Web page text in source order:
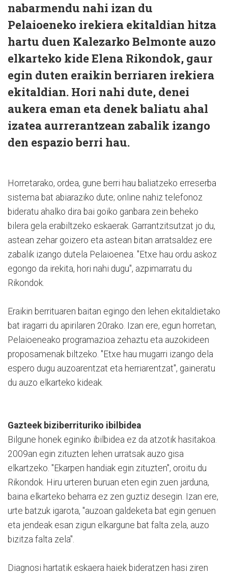
nabarmendu nahi izan du
Pelaioeneko irekiera ekitaldian hitza
hartu duen Kalezarko Belmonte auzo
elkarteko kide Elena Rikondok, gaur
egin duten eraikin berriaren irekiera
ekitaldian. Hori nahi dute, denei
aukera eman eta denek baliatu ahal
izatea aurrerantzean zabalik izango
den espazio berri hau.
Horretarako, ordea, gune berri hau baliatzeko erreserba
sistema bat abiaraziko dute; online nahiz telefonoz
bideratu ahalko dira bai goiko ganbara zein beheko
bilera gela erabiltzeko eskaerak. Garrantzitsutzat jo du,
astean zehar goizero eta astean bitan arratsaldez ere
zabalik izango dutela Pelaioenea. "Etxe hau ordu askoz
egongo da irekita, hori nahi dugu", azpimarratu du
Rikondok.
Eraikin berrituaren baitan egingo den lehen ekitaldietako
bat iragarri du apirilaren 20rako. Izan ere, egun horretan,
Pelaioeneako programazioa zehaztu eta auzokideen
proposamenak biltzeko. "Etxe hau mugarri izango dela
espero dugu auzoarentzat eta herriarentzat", gaineratu
du auzo elkarteko kideak.
Gazteek biziberrituriko ibilbidea
Bilgune honek eginiko ibilbidea ez da atzotik hasitakoa.
2009an egin zituzten lehen urratsak auzo gisa
elkartzeko. "Ekarpen handiak egin zituzten", oroitu du
Rikondok. Hiru urteren buruan eten egin zuen jarduna,
baina elkarteko beharra ez zen guztiz desegin. Izan ere,
urte batzuk igarota, "auzoan galdeketa bat egin genuen
eta jendeak esan zigun elkargune bat falta zela, auzo
bizitza falta zela".
Diagnosi hartatik eskaera haiek bideratzen hasi ziren